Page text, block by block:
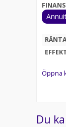
Öppna
Du